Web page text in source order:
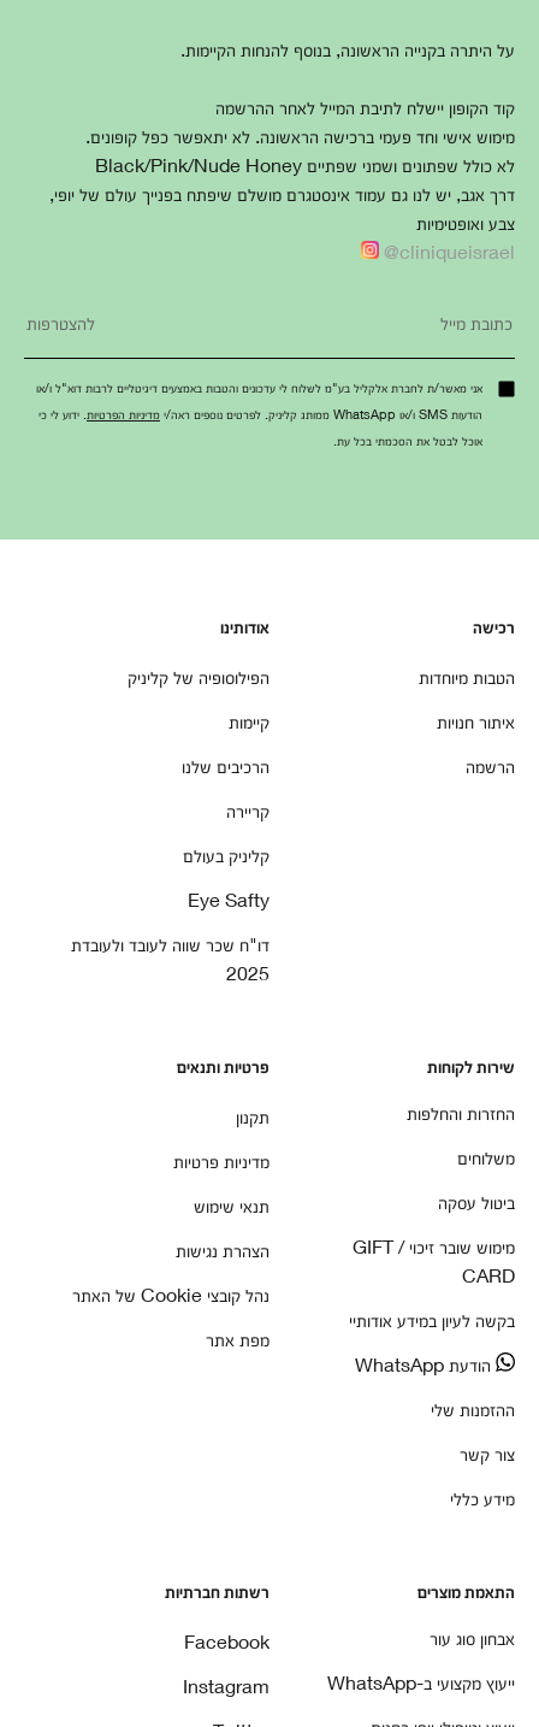
על היתרה בקנייה הראשונה, בנוסף להנחות הקיימות.
קוד הקופון יישלח לתיבת המייל לאחר ההרשמה
מימוש אישי וחד פעמי ברכישה הראשונה. לא יתאפשר כפל קופונים.
לא כולל שפתונים ושמני שפתיים Black/Pink/Nude Honey
דרך אגב, יש לנו גם עמוד אינסטגרם מושלם שיפתח בפנייך עולם של יופי,
צבע ואופטימיות
cliniqueisrael@
אני מאשר/ת לחברת אלקליל בע"מ לשלוח לי עדכונים והטבות באמצעים דיגיטליים לרבות דוא"ל ו/או
הודעות SMS ו/או WhatsApp ממותג קליניק. לפרטים נוספים ראה/י
מדיניות הפרטיות . ידוע לי כי
אוכל לבטל את הסכמתי בכל עת.
רכישה
הטבות מיוחדות
איתור חנויות
הרשמה
אודותינו
הפילוסופיה של קליניק
קיימות
הרכיבים שלנו
קריירה
קליניק בעולם
Eye Safty
דו"ח שכר שווה לעובד ולעובדת
2025
שירות לקוחות
החזרות והחלפות
משלוחים
ביטול עסקה
מימוש שובר זיכוי / GIFT
CARD
בקשה לעיון במידע אודותיי
הודעת WhatsApp
ההזמנות שלי
צור קשר
מידע כללי
פרטיות ותנאים
תקנון
מדיניות פרטיות
תנאי שימוש
הצהרת נגישות
נהל קובצי Cookie של האתר
מפת אתר
התאמת מוצרים
אבחון סוג עור
ייעוץ מקצועי ב-WhatsApp
רשתות חברתיות
Facebook
Instagram